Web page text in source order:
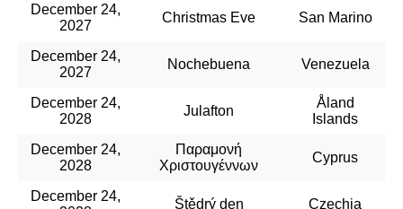
December 24,
2027
Christmas Eve San Marino
December 24,
2027
Nochebuena Venezuela
December 24,
2028
Julafton
Åland
Islands
December 24,
2028
Παραμονή
Χριστουγέννων
Cyprus
December 24,
Štědrý den Czechia